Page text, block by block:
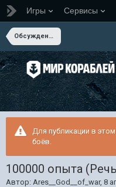
Игры Сервисы
Обсуждение Мира Кораблей
Для публикации в
боёв.
100000 опыта
Автор: Ares__God__of_war, 8